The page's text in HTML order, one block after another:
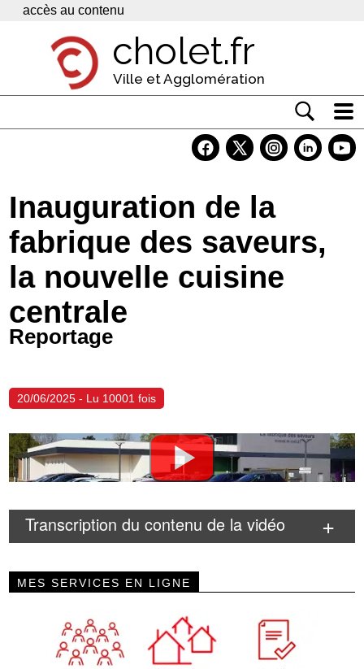
Panneau de gestion des cookies
accès au contenu
cholet.fr
Ville et Agglomération
Economie
Services
Contacts
Inauguration de la
fabrique des saveurs,
la nouvelle cuisine
centrale
Reportage
20/06/2025 - Lu 10001 fois
Transcription du contenu de la vidéo
MES SERVICES EN LIGNE